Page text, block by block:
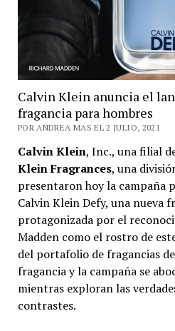
Calvin Klein anuncia el
fragancia para hombres
POR ANDREA MAS EL 2 JULIO, 2021
Calvin Klein, Inc., una filial
Klein Fragrances, una
presentaron hoy la campaña
Calvin Klein Defy, una nueva
protagonizada por el
Madden como el rostro de
del portafolio de fragancias
fragancia y la campaña se
mientras exploran las
contrastes.